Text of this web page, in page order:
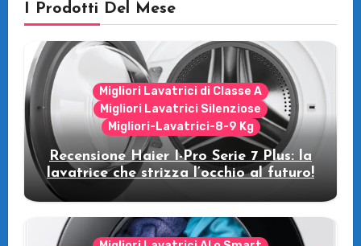
I Prodotti Del Mese
Migliori Lavatrici di Classe A
Migliori Lavatrici Silenziose
Migliori-Lavatrici-8-9 Kg
Recensione Haier I-Pro Serie 7 Plus: la
lavatrice che strizza l’occhio al futuro!